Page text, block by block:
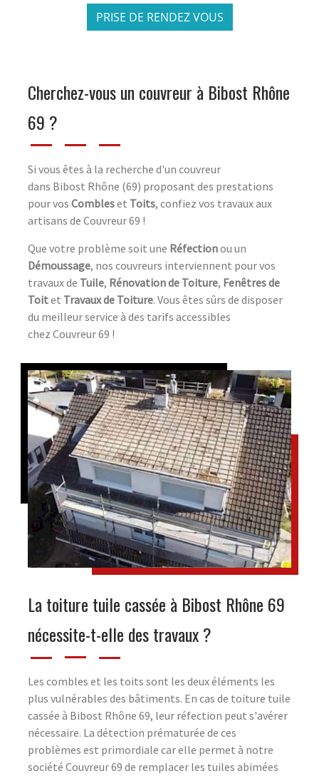
PRISE DE RENDEZ VOUS
Cherchez-vous un couvreur à Bibost Rhône
69 ?
Si vous êtes à la recherche d'un couvreur
dans Bibost Rhône (69) proposant des prestations
pour vos Combleset Toits, confiez vos travaux aux
artisans de Couvreur 69 !
Que votre problème soit une Réfectionou un
Démoussage, nos couvreurs interviennent pour vos
travaux de Tuile, Rénovation de Toiture, Fenêtres de
Toitet Travaux de Toiture. Vous êtes sûrs de disposer
du meilleur service à des tarifs accessibles
chez Couvreur 69 !
La toiture tuile cassée à Bibost Rhône 69
nécessite-t-elle des travaux ?
Les combles et les toits sont les deux éléments les
plus vulnérables des bâtiments. En cas de toiture tuile
cassée à Bibost Rhône 69, leur réfection peut s'avérer
nécessaire. La détection prématurée de ces
problèmes est primordiale car elle permet à notre
société Couvreur 69 de remplacer les tuiles abimées